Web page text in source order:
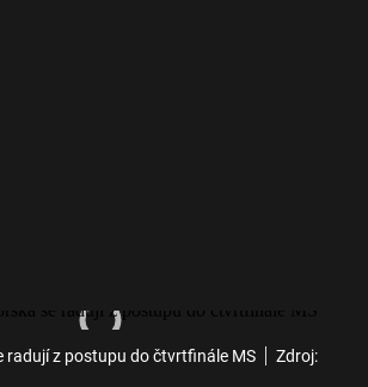
radují z postupu do čtvrtfinále MS
Zdroj: